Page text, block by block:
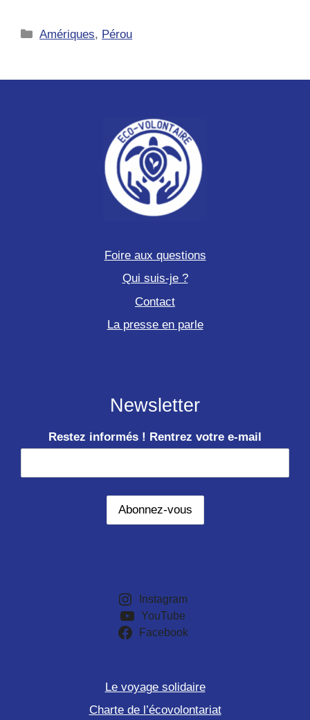
Catégories
Amériques, Pérou
Foire aux questions
Qui suis-je ?
Contact
La presse en parle
Newsletter
Restez informés ! Rentrez votre e-mail
Instagram
YouTube
Facebook
Le voyage solidaire
Charte de l’écovolontariat